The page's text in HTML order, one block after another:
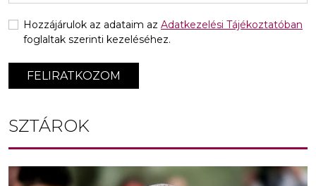
FELIRATKOZOM
Hozzájárulok az adataim az Adatkezelési Tájékoztatóban
foglaltak szerinti kezeléséhez.
SZTÁROK